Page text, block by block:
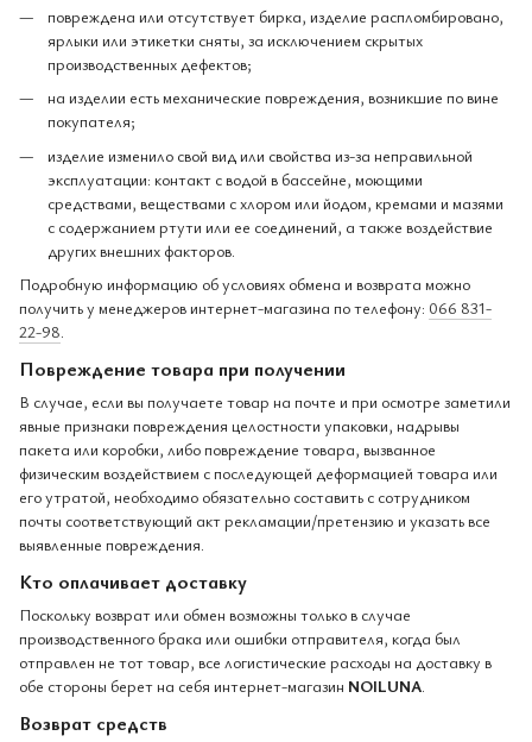
повреждена или отсутствует бирка, изделие распломбировано,
ярлыки или этикетки сняты, за исключением скрытых
производственных дефектов;
на изделии есть механические повреждения, возникшие по вине
покупателя;
изделие изменило свой вид или свойства из-за неправильной
эксплуатации: контакт с водой в бассейне, моющими
средствами, веществами с хлором или йодом, кремами и мазями
с содержанием ртути или ее соединений, а также воздействие
других внешних факторов.
Подробную информацию об условиях обмена и возврата можно
получить у менеджеров интернет-магазина по телефону: 066 831-
22-98.
Повреждение товара при получении
В случае, если вы получаете товар на почте и при осмотре заметили
явные признаки повреждения целостности упаковки, надрывы
пакета или коробки, либо повреждение товара, вызванное
физическим воздействием с последующей деформацией товара или
его утратой, необходимо обязательно составить с сотрудником
почты соответствующий акт рекламации/претензию и указать все
выявленные повреждения.
Кто оплачивает доставку
Поскольку возврат или обмен возможны только в случае
производственного брака или ошибки отправителя, когда был
отправлен не тот товар, все логистические расходы на доставку в
обе стороны берет на себя интернет-магазин NOILUNA
Возврат средств